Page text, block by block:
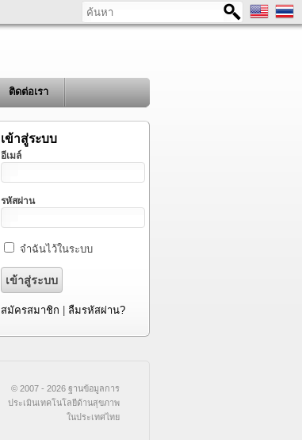
ค้นหา
ติดต่อเรา
เข้าสู่ระบบ
อีเมล์
รหัสผ่าน
จำฉันไว้ในระบบ
สมัครสมาชิก ลืมรหัสผ่าน?
© 2007 - 2026 ฐานข้อมูลการ
ประเมินเทคโนโลยีด้านสุขภาพ
ในประเทศไทย